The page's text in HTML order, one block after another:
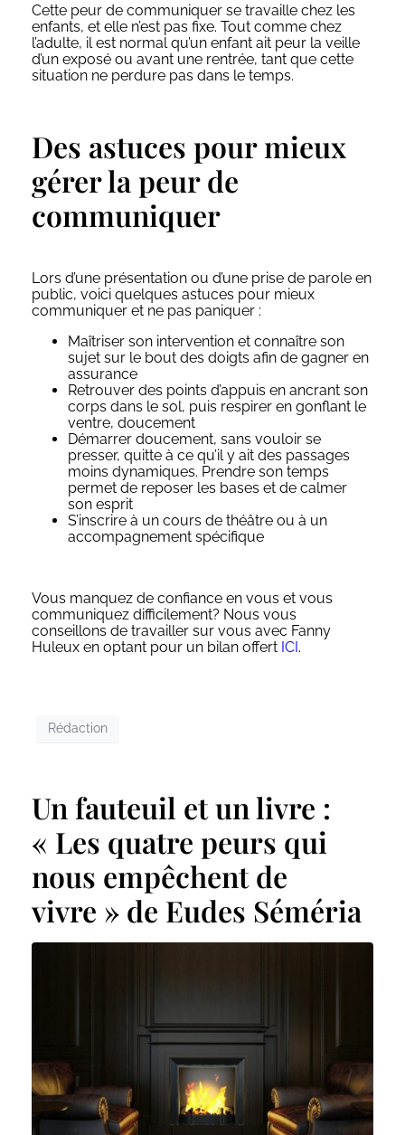
Cette peur de communiquer se travaille chez les
enfants, et elle n’est pas fixe. Tout comme chez
l’adulte, il est normal qu’un enfant ait peur la veille
d’un exposé ou avant une rentrée, tant que cette
situation ne perdure pas dans le temps.
Des astuces pour mieux
gérer la peur de
communiquer
Lors d’une présentation ou d’une prise de parole en
public, voici quelques astuces pour mieux
communiquer et ne pas paniquer :
Maîtriser son intervention et connaître son
sujet sur le bout des doigts afin de gagner en
assurance
Retrouver des points d’appuis en ancrant son
corps dans le sol, puis respirer en gonflant le
ventre, doucement
Démarrer doucement, sans vouloir se
presser, quitte à ce qu’il y ait des passages
moins dynamiques. Prendre son temps
permet de reposer les bases et de calmer
son esprit
S’inscrire à un cours de théâtre ou à un
accompagnement spécifique
Vous manquez de confiance en vous et vous
communiquez difficilement? Nous vous
conseillons de travailler sur vous avec Fanny
Huleux en optant pour un bilan offert ICI.
Rédaction
Un fauteuil et un livre :
« Les quatre peurs qui
nous empêchent de
vivre » de Eudes Séméria